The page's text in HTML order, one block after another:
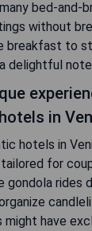
bed-and-
without
breakfast to
delightful
in
hotels in
for
gondola rides
might have